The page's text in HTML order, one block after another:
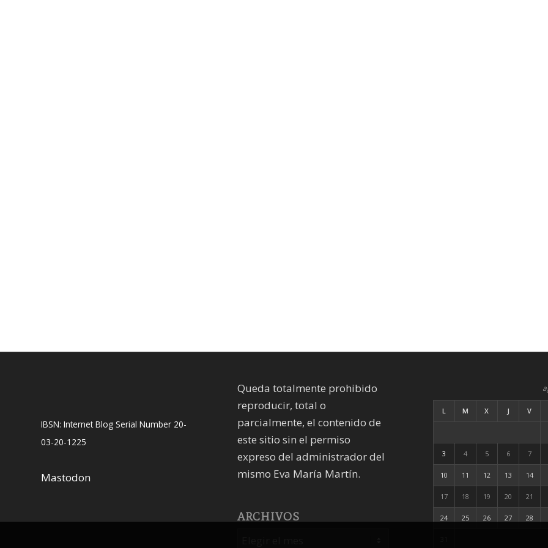
IBSN: Internet Blog Serial Number 20-
03-20-1225
Mastodon
Queda totalmente prohibido
reproducir, total o
parcialmente, el contenido de
este sitio sin el permiso
expreso del administrador del
mismo Eva María Martín.
ARCHIVOS
L M X J V
3 4 5 6 7
10 11 12 13 14
17 18 19 20 21
24 25 26 27 28